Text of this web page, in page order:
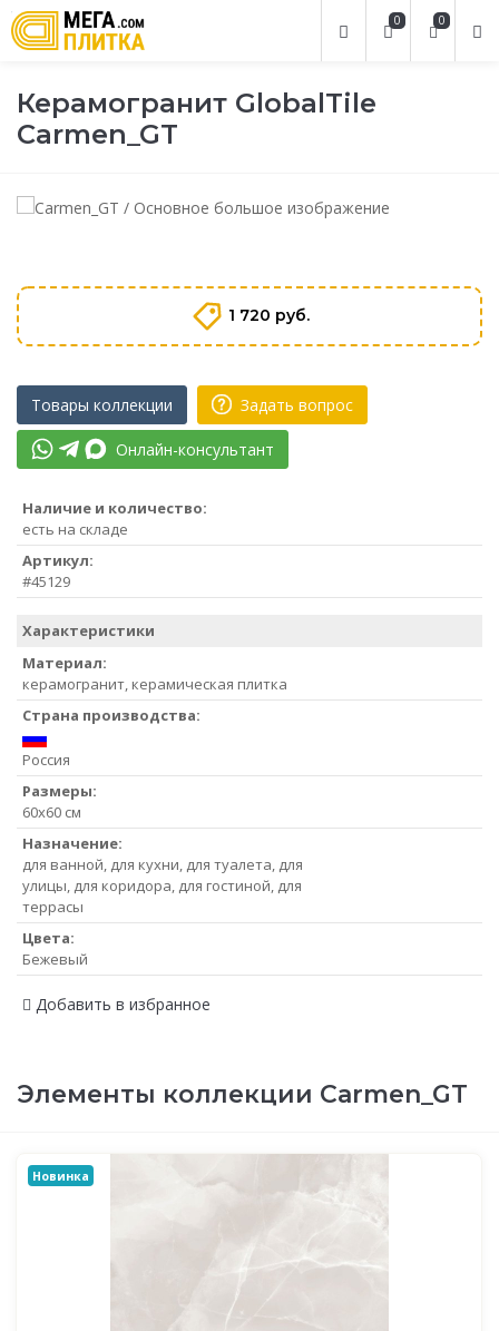
0
0
Керамогранит GlobalTile
Carmen_GT
1 720 руб.
Товары коллекции Задать вопрос
Онлайн-консультант
Наличие и количество:
есть на складе
Артикул:
#45129
Характеристики
Материал:
керамогранит, керамическая плитка
Страна производства:
Россия
Размеры:
60x60 см
Назначение:
для ванной, для кухни, для туалета, для
улицы, для коридора, для гостиной, для
террасы
Цвета:
Бежевый
Добавить в избранное
Элементы коллекции Carmen_GT
Новинка